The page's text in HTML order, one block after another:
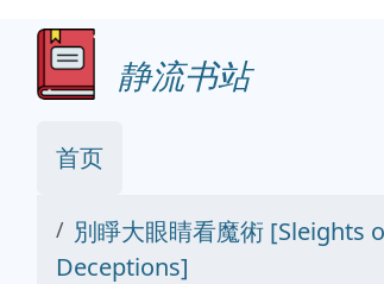
静流书站
首页
別睜大眼睛看魔術 [Sleights
Deceptions]